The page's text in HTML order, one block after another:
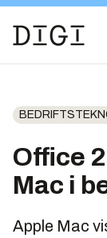
Office
Mac i
Apple Mac